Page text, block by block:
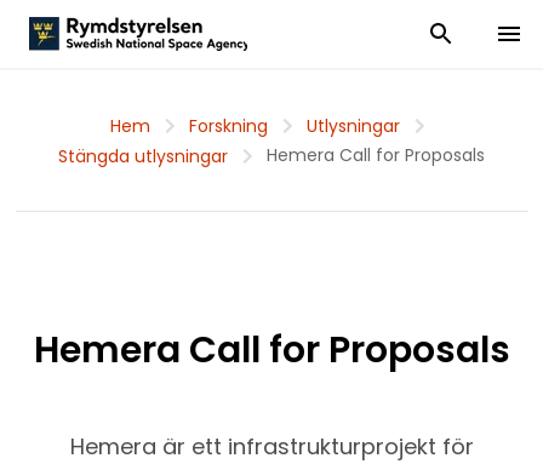
Visa och dölj
Visa
Hem Forskning
Utlysningar
Stängda utlysningar
Hemera Call for Proposals
Hemera Call for Proposals
Hemera är ett infrastrukturprojekt för